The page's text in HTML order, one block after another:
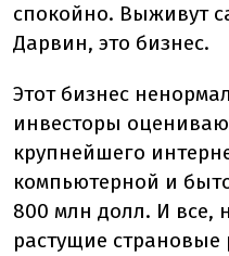
спокойно. Выживут
Дарвин, это бизнес.
Этот бизнес
инвесторы
крупнейшего
компьютерной и
800 млн долл. И все,
растущие страновые